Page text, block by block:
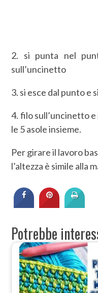
2. si punta nel
sull’uncinetto
3. si esce dal punto e
4. filo sull’uncinetto
le 5 asole insieme.
Per girare il lavoro
l’altezza è simile alla
Potrebbe